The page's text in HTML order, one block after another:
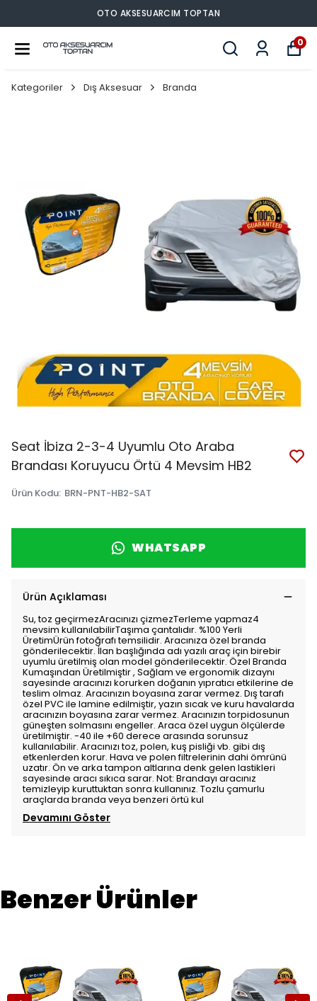
OTO AKSESUARCIM TOPTAN
0
Kategoriler Dış Aksesuar Branda
Seat İbiza 2-3-4 Uyumlu Oto Araba
Brandası Koruyucu Örtü 4 Mevsim HB2
Ürün Kodu: BRN-PNT-HB2-SAT
WHATSAPP
Ürün Açıklaması
Su, toz geçirmezAracınızı çizmezTerleme yapmaz4
mevsim kullanılabilirTaşıma çantalıdır. %100 Yerli
ÜretimÜrün fotoğrafı temsilidir. Aracınıza özel branda
gönderilecektir. İlan başlığında adı yazılı araç için birebir
uyumlu üretilmiş olan model gönderilecektir. Özel Branda
Kumaşından Üretilmiştir , Sağlam ve ergonomik dizaynı
sayesinde aracınızı korurken doğanın yıpratıcı etkilerine de
teslim olmaz. Aracınızın boyasına zarar vermez. Dış tarafı
özel PVC ile lamine edilmiştir, yazın sıcak ve kuru havalarda
aracınızın boyasına zarar vermez. Aracınızın torpidosunun
güneşten solmasını engeller. Araca özel uygun ölçülerde
üretilmiştir. -40 ile +60 derece arasında sorunsuz
kullanılabilir. Aracınızı toz, polen, kuş pisliği vb. gibi dış
etkenlerden korur. Hava ve polen filtrelerinin dahi ömrünü
uzatır. Ön ve arka tampon altlarına denk gelen lastikleri
sayesinde aracı sıkıca sarar. Not: Brandayı aracınız
temizleyip kuruttuktan sonra kullanınız. Tozlu çamurlu
araçlarda branda veya benzeri örtü kul
Devamını Göster
Benzer Ürünler